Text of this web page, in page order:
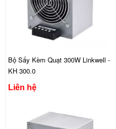
Bộ Sấy Kèm Quạt 300W Linkwell -
KH 300.0
Liên hệ